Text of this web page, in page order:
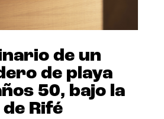
de un
de playa
50, bajo la
Rifé